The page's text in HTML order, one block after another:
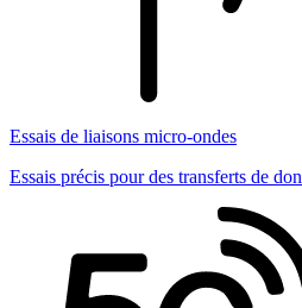
Essais de liaisons micro-ondes
Essais précis pour des transferts de